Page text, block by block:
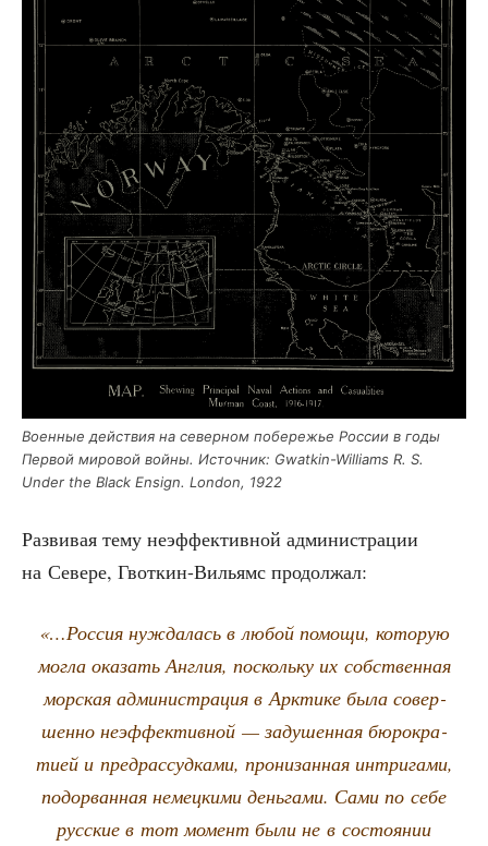
Воен­ные дей­ствия на север­ном побе­ре­жье Рос­сии в годы
Пер­вой миро­вой вой­ны. Источ­ник: Gwatkin-Williams R. S.
Under the Black Ensign. London, 1922
Раз­ви­вая тему неэф­фек­тив­ной адми­ни­стра­ции
на Севе­ре, Гвот­кин-Вильямс продолжал:
«…Рос­сия нуж­да­лась в любой помо­щи, кото­рую
мог­ла ока­зать Англия, посколь­ку их соб­ствен­ная
мор­ская адми­ни­стра­ция в Арк­ти­ке была совер­
шен­но неэф­фек­тив­ной — заду­шен­ная бюро­кра­
ти­ей и пред­рас­суд­ка­ми, про­ни­зан­ная интри­га­ми,
подо­рван­ная немец­ки­ми день­га­ми. Сами по себе
рус­ские в тот момент были не в состо­я­нии